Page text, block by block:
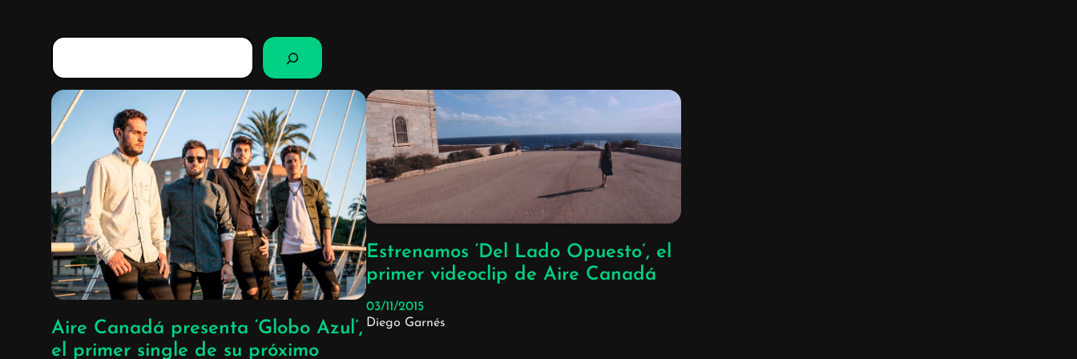
B
u
c
a
r
Aire Canadá presenta ‘Globo Azul’,
el primer single de su próximo
Estrenamos ‘Del Lado Opuesto’, el
primer videoclip de Aire Canadá
03/11/2015
Diego Garnés